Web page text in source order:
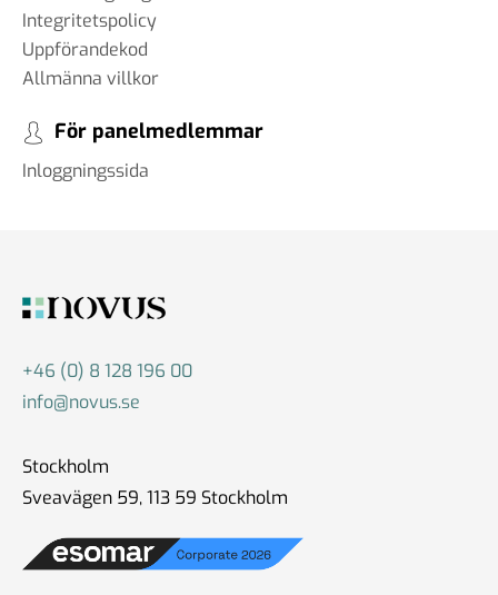
Integritetspolicy
Uppförandekod
Allmänna villkor
För panelmedlemmar
Inloggningssida
+46 (0) 8 128 196 00
info@novus.se
Stockholm
Sveavägen 59, 113 59 Stockholm